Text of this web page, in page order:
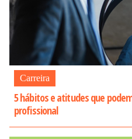
Carreira
5 hábitos e atitudes que
profissional